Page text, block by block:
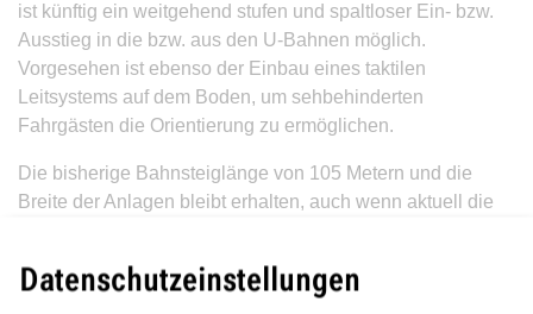
ist künftig ein weitgehend stufen und spaltloser Ein- bzw.
Ausstieg in die bzw. aus den U-Bahnen möglich.
Vorgesehen ist ebenso der Einbau eines taktilen
Leitsystems auf dem Boden, um sehbehinderten
Fahrgästen die Orientierung zu ermöglichen.
Die bisherige Bahnsteiglänge von 105 Metern und die
Breite der Anlagen bleibt erhalten, auch wenn aktuell die
Datenschutzeinstellungen